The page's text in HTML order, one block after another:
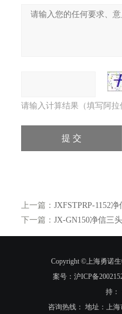
请输入计算结果（填写阿
上一篇： JXFSTPRP-1152
下一篇： JX-GN150净信三
Copyright ©上海勇诺
案号：沪ICP备
持：
咨询热线： 地址：上